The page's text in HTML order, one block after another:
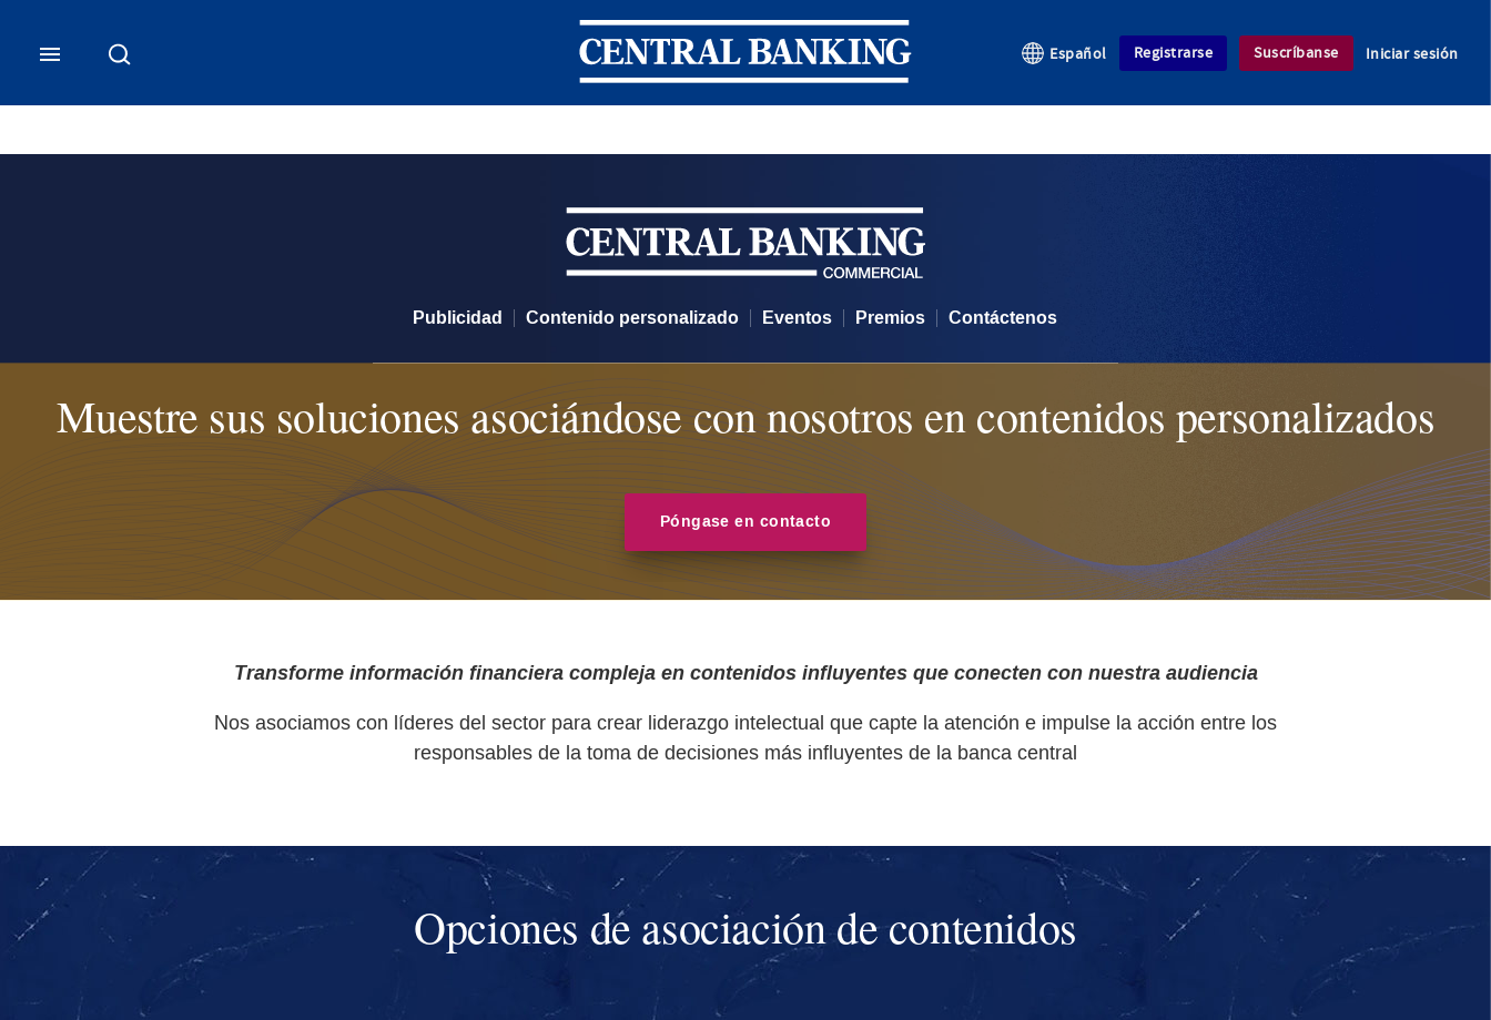
Central Banking
Español Registrarse Suscríbanse Iniciar sesión
Comercial - Contenido personalizado
Publicidad Contenido personalizado Eventos Premios Contáctenos
Muestre sus soluciones asociándose con nosotros en contenidos personalizados
Póngase en contacto
Transforme información financiera compleja en contenidos influyentes que conecten con nuestra audiencia
Nos asociamos con líderes del sector para crear liderazgo intelectual que capte la atención e impulse la acción entre los
responsables de la toma de decisiones más influyentes de la banca central
Opciones de asociación de contenidos